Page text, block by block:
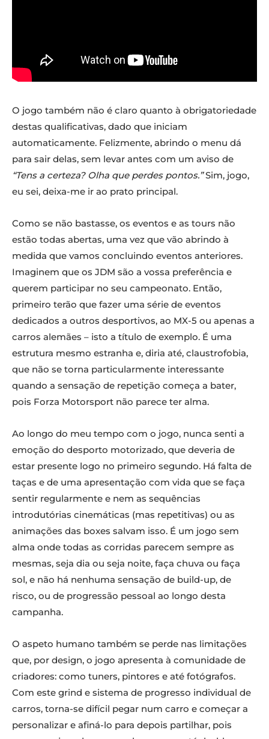
O jogo também não é claro quanto à obrigatoriedade
destas qualificativas, dado que iniciam
automaticamente. Felizmente, abrindo o menu dá
para sair delas, sem levar antes com um aviso de
“Tens a certeza? Olha que perdes pontos.”Sim, jogo,
eu sei, deixa-me ir ao prato principal.
Como se não bastasse, os eventos e as tours não
estão todas abertas, uma vez que vão abrindo à
medida que vamos concluindo eventos anteriores.
Imaginem que os JDM são a vossa preferência e
querem participar no seu campeonato. Então,
primeiro terão que fazer uma série de eventos
dedicados a outros desportivos, ao MX-5 ou apenas a
carros alemães – isto a título de exemplo. É uma
estrutura mesmo estranha e, diria até, claustrofobia,
que não se torna particularmente interessante
quando a sensação de repetição começa a bater,
pois Forza Motorsport não parece ter alma.
Ao longo do meu tempo com o jogo, nunca senti a
emoção do desporto motorizado, que deveria de
estar presente logo no primeiro segundo. Há falta de
taças e de uma apresentação com vida que se faça
sentir regularmente e nem as sequências
introdutórias cinemáticas (mas repetitivas) ou as
animações das boxes salvam isso. É um jogo sem
alma onde todas as corridas parecem sempre as
mesmas, seja dia ou seja noite, faça chuva ou faça
sol, e não há nenhuma sensação de build-up, de
risco, ou de progressão pessoal ao longo desta
campanha.
O aspeto humano também se perde nas limitações
que, por design, o jogo apresenta à comunidade de
criadores: como tuners, pintores e até fotógrafos.
Com este grind e sistema de progresso individual de
carros, torna-se difícil pegar num carro e começar a
personalizar e afiná-lo para depois partilhar, pois